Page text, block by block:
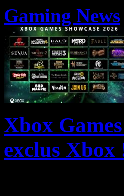
Gaming News
Xbox
exclus Xbox